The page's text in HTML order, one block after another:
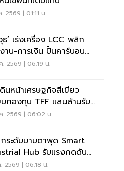
2569 | 01:11 น.
ธ’ เร่งเครื่อง LCC พลิก
าน-การเงิน ปั้นคาร์บอน
ไทยบุกตลาดโลก
. 2569 | 06:19 น.
นหน้าเศรษฐกิจสีเขียว
มกองทุน TFF แสนล้านรับ
งงานสะอาด
. 2569 | 06:02 น.
กระดับมาบตาพุด Smart
Hub รับแรงกดดัน
กิจโลก พลังงานแพง
2569 | 06:18 น.